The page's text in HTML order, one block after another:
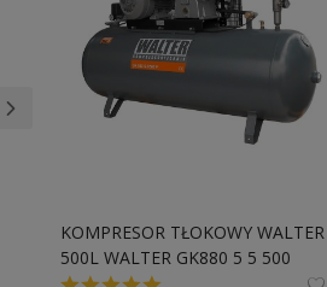
KOMPRESOR TŁOKOWY WALTER
500L WALTER GK880 5 5 500